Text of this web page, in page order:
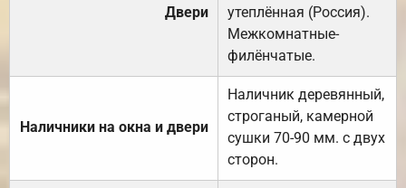
Двери
утеплённая (Россия).
Межкомнатные-
филёнчатые.
Наличники на окна и двери
Наличник деревянный,
строганый, камерной
сушки 70-90 мм. с двух
сторон.